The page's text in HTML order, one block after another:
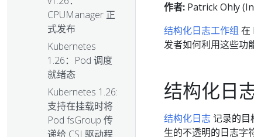
CPUManager 正
式发布
Kubernetes
1.26：Pod 调度
就绪态
Kubernetes 1.26:
支持在挂载时将
Pod fsGroup 传
递给 CSI 驱动程
作者: Patrick Ohly
结构化日志工作组 在
发者如何利用这些功
结构化日
结构化日志记录的目
生的不透明的日志字